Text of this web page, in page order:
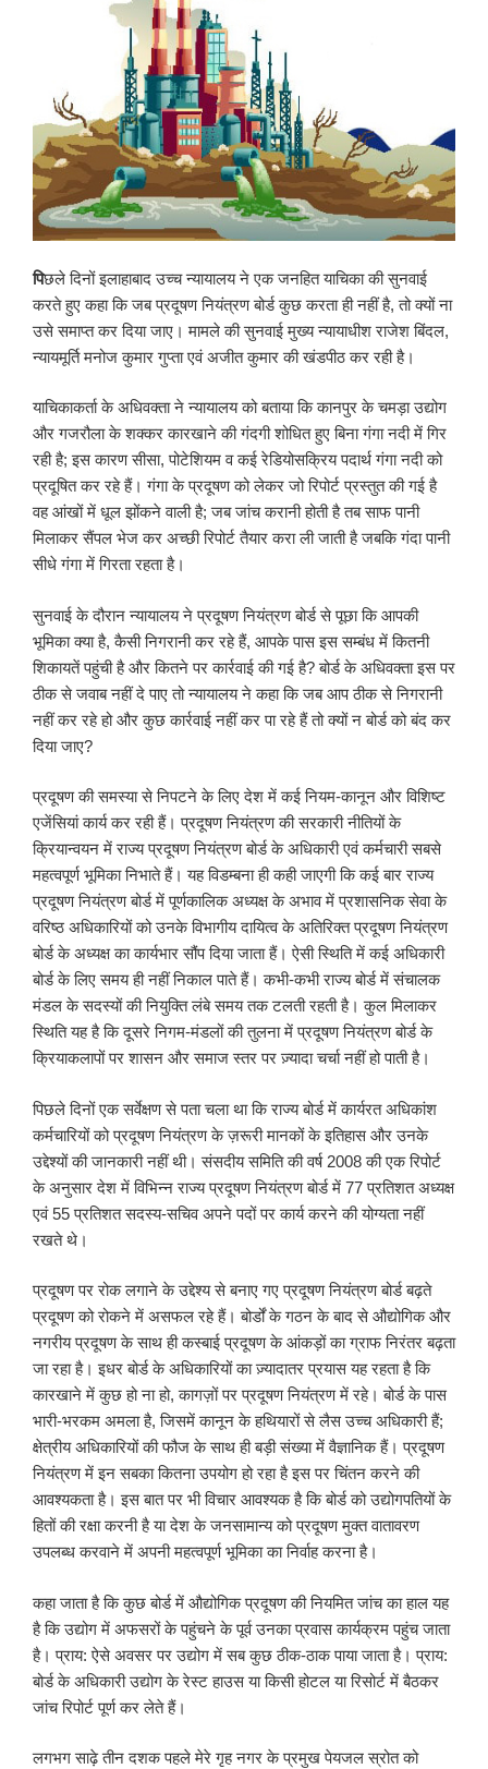
पिछले दिनों इलाहाबाद उच्च न्यायालय ने एक जनहित याचिका की सुनवाई
करते हुए कहा कि जब प्रदूषण नियंत्रण बोर्ड कुछ करता ही नहीं है, तो क्यों ना
उसे समाप्त कर दिया जाए। मामले की सुनवाई मुख्य न्यायाधीश राजेश बिंदल,
न्यायमूर्ति मनोज कुमार गुप्ता एवं अजीत कुमार की खंडपीठ कर रही है।
याचिकाकर्ता के अधिवक्ता ने न्यायालय को बताया कि कानपुर के चमड़ा उद्योग
और गजरौला के शक्कर कारखाने की गंदगी शोधित हुए बिना गंगा नदी में गिर
रही है; इस कारण सीसा, पोटेशियम व कई रेडियोसक्रिय पदार्थ गंगा नदी को
प्रदूषित कर रहे हैं। गंगा के प्रदूषण को लेकर जो रिपोर्ट प्रस्तुत की गई है
वह आंखों में धूल झोंकने वाली है; जब जांच करानी होती है तब साफ पानी
मिलाकर सैंपल भेज कर अच्छी रिपोर्ट तैयार करा ली जाती है जबकि गंदा पानी
सीधे गंगा में गिरता रहता है।
सुनवाई के दौरान न्यायालय ने प्रदूषण नियंत्रण बोर्ड से पूछा कि आपकी
भूमिका क्या है, कैसी निगरानी कर रहे हैं, आपके पास इस सम्बंध में कितनी
शिकायतें पहुंची है और कितने पर कार्रवाई की गई है? बोर्ड के अधिवक्ता इस पर
ठीक से जवाब नहीं दे पाए तो न्यायालय ने कहा कि जब आप ठीक से निगरानी
नहीं कर रहे हो और कुछ कार्रवाई नहीं कर पा रहे हैं तो क्यों न बोर्ड को बंद कर
दिया जाए?
प्रदूषण की समस्या से निपटने के लिए देश में कई नियम-कानून और विशिष्ट
एजेंसियां कार्य कर रही हैं। प्रदूषण नियंत्रण की सरकारी नीतियों के
क्रियान्वयन में राज्य प्रदूषण नियंत्रण बोर्ड के अधिकारी एवं कर्मचारी सबसे
महत्वपूर्ण भूमिका निभाते हैं। यह विडम्बना ही कही जाएगी कि कई बार राज्य
प्रदूषण नियंत्रण बोर्ड में पूर्णकालिक अध्यक्ष के अभाव में प्रशासनिक सेवा के
वरिष्ठ अधिकारियों को उनके विभागीय दायित्व के अतिरिक्त प्रदूषण नियंत्रण
बोर्ड के अध्यक्ष का कार्यभार सौंप दिया जाता हैं। ऐसी स्थिति में कई अधिकारी
बोर्ड के लिए समय ही नहीं निकाल पाते हैं। कभी-कभी राज्य बोर्ड में संचालक
मंडल के सदस्यों की नियुक्ति लंबे समय तक टलती रहती है। कुल मिलाकर
स्थिति यह है कि दूसरे निगम-मंडलों की तुलना में प्रदूषण नियंत्रण बोर्ड के
क्रियाकलापों पर शासन और समाज स्तर पर ज़्यादा चर्चा नहीं हो पाती है।
पिछले दिनों एक सर्वेक्षण से पता चला था कि राज्य बोर्ड में कार्यरत अधिकांश
कर्मचारियों को प्रदूषण नियंत्रण के ज़रूरी मानकों के इतिहास और उनके
उद्देश्यों की जानकारी नहीं थी। संसदीय समिति की वर्ष 2008 की एक रिपोर्ट
के अनुसार देश में विभिन्न राज्य प्रदूषण नियंत्रण बोर्ड में 77 प्रतिशत अध्यक्ष
एवं 55 प्रतिशत सदस्य-सचिव अपने पदों पर कार्य करने की योग्यता नहीं
रखते थे।
प्रदूषण पर रोक लगाने के उद्देश्य से बनाए गए प्रदूषण नियंत्रण बोर्ड बढ़ते
प्रदूषण को रोकने में असफल रहे हैं। बोर्डों के गठन के बाद से औद्योगिक और
नगरीय प्रदूषण के साथ ही कस्बाई प्रदूषण के आंकड़ों का ग्राफ निरंतर बढ़ता
जा रहा है। इधर बोर्ड के अधिकारियों का ज़्यादातर प्रयास यह रहता है कि
कारखाने में कुछ हो ना हो, कागज़ों पर प्रदूषण नियंत्रण में रहे। बोर्ड के पास
भारी-भरकम अमला है, जिसमें कानून के हथियारों से लैस उच्च अधिकारी हैं;
क्षेत्रीय अधिकारियों की फौज के साथ ही बड़ी संख्या में वैज्ञानिक हैं। प्रदूषण
नियंत्रण में इन सबका कितना उपयोग हो रहा है इस पर चिंतन करने की
आवश्यकता है। इस बात पर भी विचार आवश्यक है कि बोर्ड को उद्योगपतियों के
हितों की रक्षा करनी है या देश के जनसामान्य को प्रदूषण मुक्त वातावरण
उपलब्ध करवाने में अपनी महत्वपूर्ण भूमिका का निर्वाह करना है।
कहा जाता है कि कुछ बोर्ड में औद्योगिक प्रदूषण की नियमित जांच का हाल यह
है कि उद्योग में अफसरों के पहुंचने के पूर्व उनका प्रवास कार्यक्रम पहुंच जाता
है। प्राय: ऐसे अवसर पर उद्योग में सब कुछ ठीक-ठाक पाया जाता है। प्राय:
बोर्ड के अधिकारी उद्योग के रेस्ट हाउस या किसी होटल या रिसोर्ट में बैठकर
जांच रिपोर्ट पूर्ण कर लेते हैं।
लगभग साढ़े तीन दशक पहले मेरे गृह नगर के प्रमुख पेयजल स्रोत को